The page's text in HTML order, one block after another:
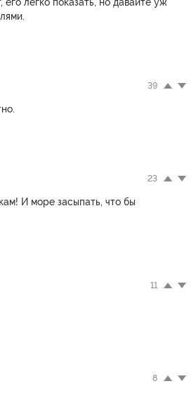
39
23
И море засыпать, что бы
11
8